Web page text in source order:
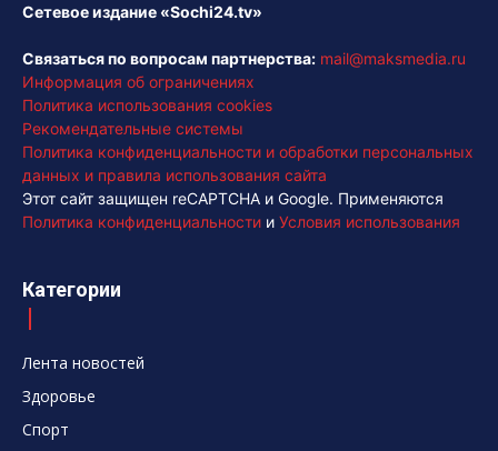
Сетевое издание «Sochi24.tv»
Связаться по вопросам партнерства: mail@maksmedia.ru
Информация об ограничениях
Политика использования cookies
Рекомендательные системы
Политика конфиденциальности и обработки персональных
данных и правила использования сайта
Этот сайт защищен reCAPTCHA и Google. Применяются
Политика конфиденциальности и Условия использования
Категории
Лента новостей
Здоровье
Спорт